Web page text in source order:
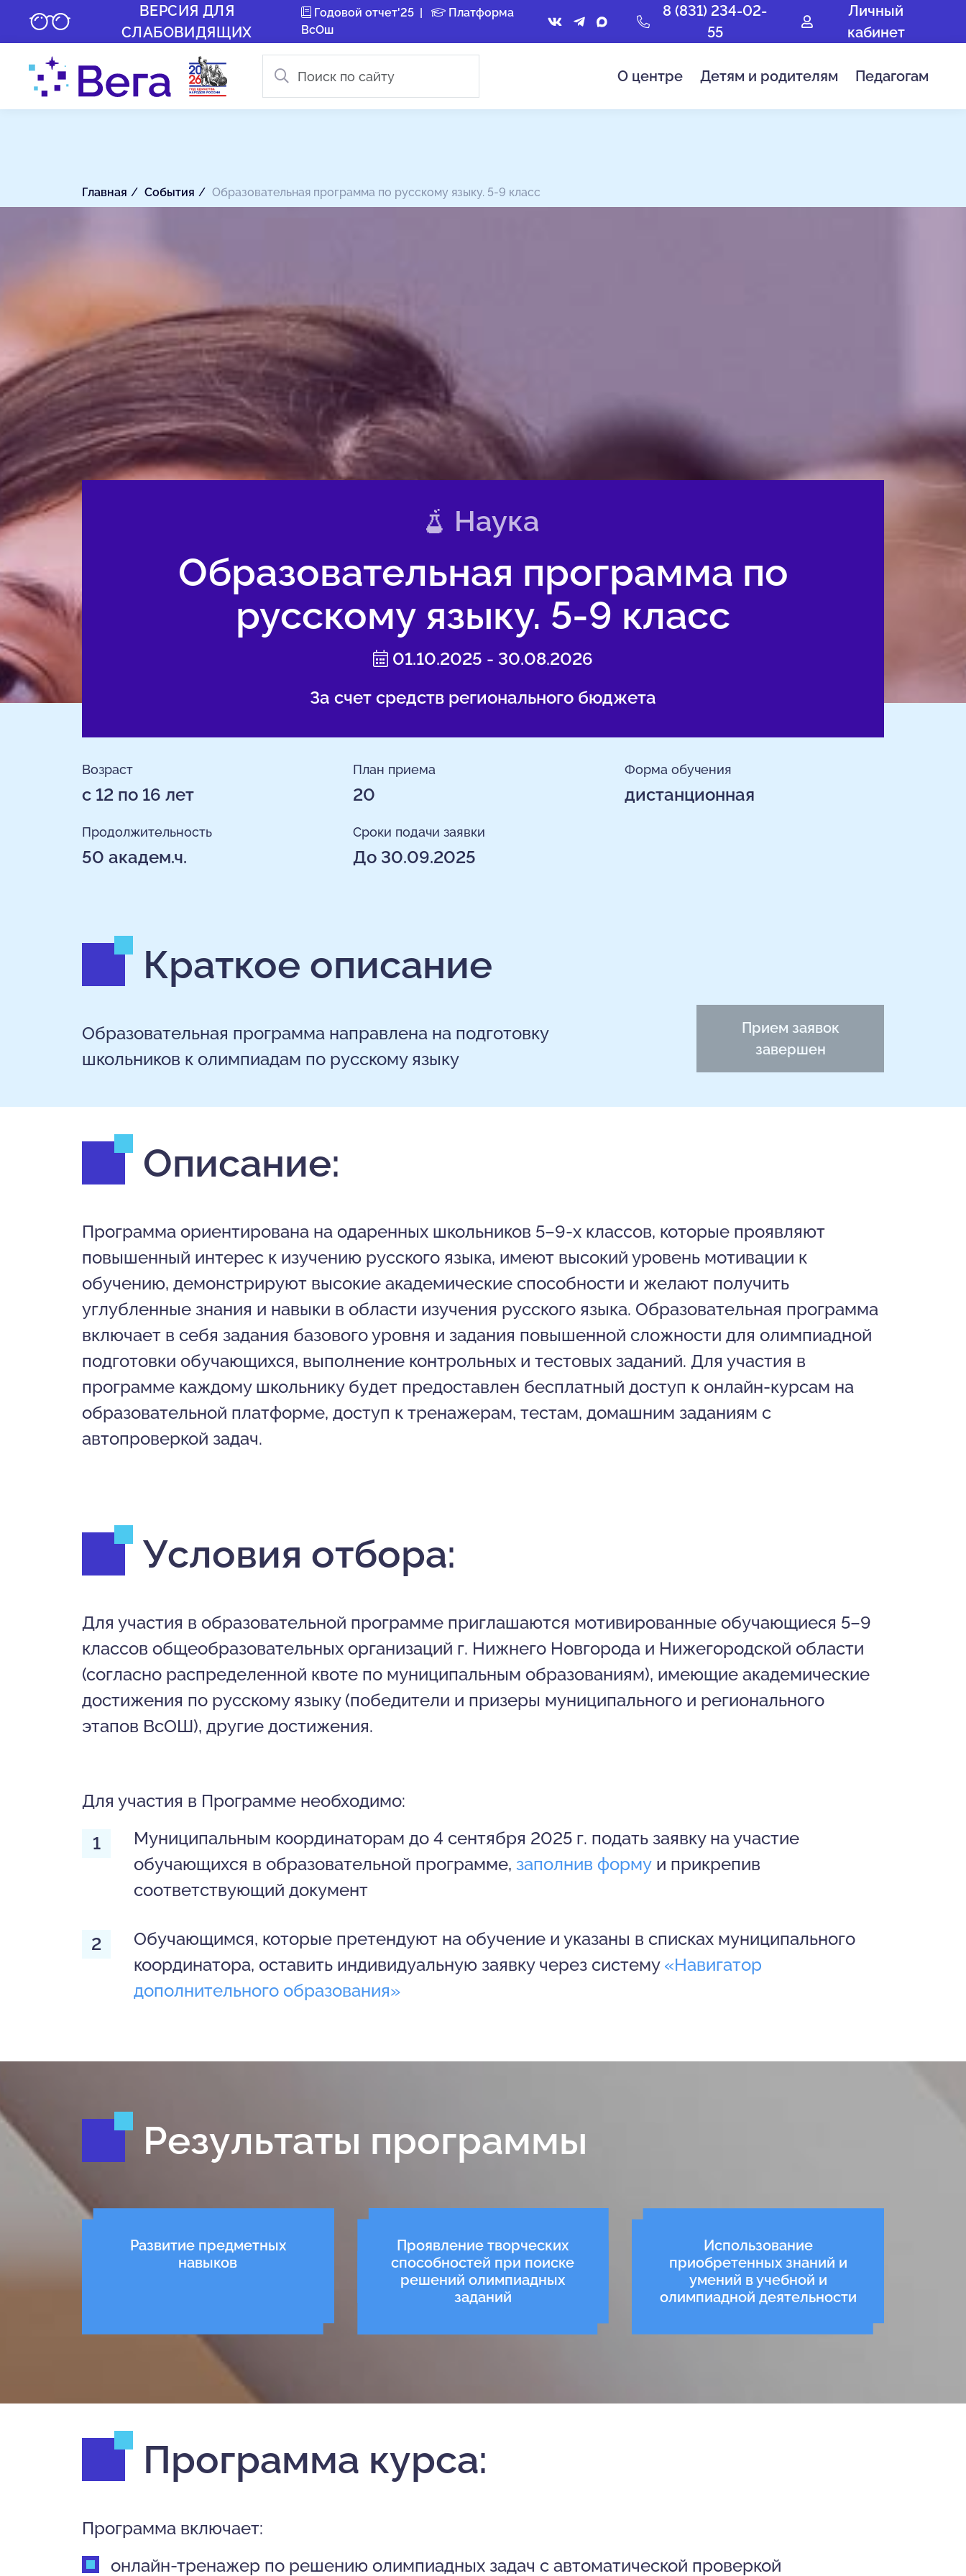
ВЕРСИЯ ДЛЯ
СЛАБОВИДЯЩИХ
Годовой отчет'25|
Платформа
ВсОш
8 (831) 234-02-
55
Личный
кабинет
О центре Детям и родителям Педагогам
Главная События Образовательная программа по русскому языку. 5-9 класс
Наука
Образовательная программа по
русскому языку. 5-9 класс
01.10.2025 - 30.08.2026
За счет средств регионального бюджета
Возраст
с 12 по 16 лет
План приема
20
Форма обучения
дистанционная
Продолжительность
50 академ.ч.
Сроки подачи заявки
До 30.09.2025
Краткое описание
Образовательная программа направлена на подготовку
школьников к олимпиадам по русскому языку
Прием заявок
завершен
Описание:
Программа ориентирована на одаренных школьников 5–9-х классов, которые проявляют
повышенный интерес к изучению русского языка, имеют высокий уровень мотивации к
обучению, демонстрируют высокие академические способности и желают получить
углубленные знания и навыки в области изучения русского языка. Образовательная программа
включает в себя задания базового уровня и задания повышенной сложности для олимпиадной
подготовки обучающихся, выполнение контрольных и тестовых заданий. Для участия в
программе каждому школьнику будет предоставлен бесплатный доступ к онлайн-курсам на
образовательной платформе, доступ к тренажерам, тестам, домашним заданиям с
автопроверкой задач.
Условия отбора:
Для участия в образовательной программе приглашаются мотивированные обучающиеся 5–9
классов общеобразовательных организаций г. Нижнего Новгорода и Нижегородской области
(согласно распределенной квоте по муниципальным образованиям), имеющие академические
достижения по русскому языку (победители и призеры муниципального и регионального
этапов ВсОШ), другие достижения.
Для участия в Программе необходимо:
Муниципальным координаторам до 4 сентября 2025 г. подать заявку на участие
обучающихся в образовательной программе, заполнив форму и прикрепив
соответствующий документ
Обучающимся, которые претендуют на обучение и указаны в списках муниципального
координатора, оставить индивидуальную заявку через систему «Навигатор
дополнительного образования»
Результаты программы
Развитие предметных
навыков
Проявление творческих
способностей при поиске
решений олимпиадных
заданий
Использование
приобретенных знаний и
умений в учебной и
олимпиадной деятельности
Программа курса:
Программа включает:
онлайн-тренажер по решению олимпиадных задач с автоматической проверкой